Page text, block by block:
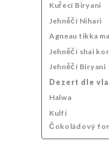
Kuřecí Biryani
Jehněčí Nihari
Agneau tikka
Jehněčí shai
Jehněčí Biryani
Dezert dle
Halwa
Kulfi
Čokoládový